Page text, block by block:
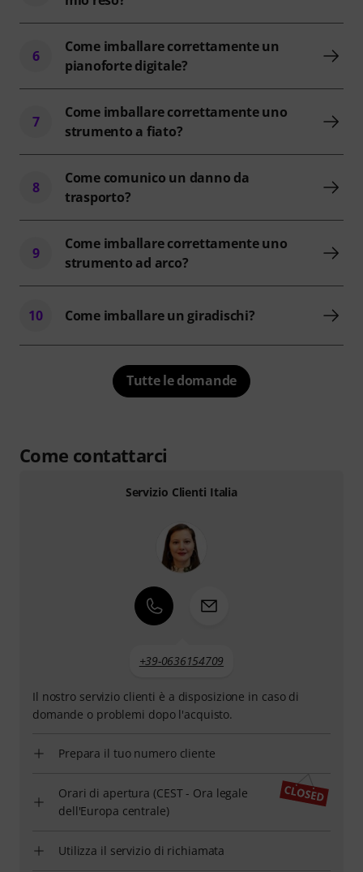
6
Come imballare correttamente un
pianoforte digitale?
7
Come imballare correttamente uno
strumento a fiato?
8
Come comunico un danno da
trasporto?
9
Come imballare correttamente uno
strumento ad arco?
10 Come imballare un giradischi?
Tutte le domande
Come contattarci
Servizio Clienti Italia
+39-0636154709
Il nostro servizio clienti è a disposizione in caso di
domande o problemi dopo l'acquisto.
Prepara il tuo numero cliente
Orari di apertura (CEST - Ora legale
dell'Europa centrale)
Utilizza il servizio di richiamata